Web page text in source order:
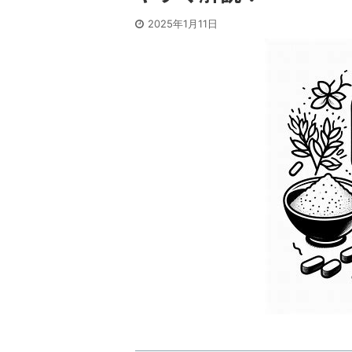
2025年1月11日